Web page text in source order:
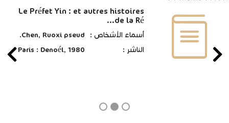
Le Préfet Yin : et autres histoires
de la Ré...
أسماء الأشخاص :
Chen, Ruoxi pseud.
الناشر :
Paris : Denoél, 1980